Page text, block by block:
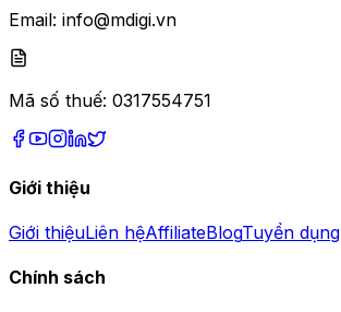
Email: info@mdigi.vn
Mã số thuế: 0317554751
Giới thiệu
Giới thiệuLiên hệAffiliateBlogTuyển dụng
Chính sách